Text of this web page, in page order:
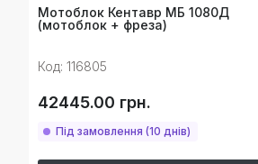
Мотоблок Кентавр МБ 1080Д
(мотоблок + фреза)
Код: 116805
42445.00 грн.
Під замовлення (10 днів)